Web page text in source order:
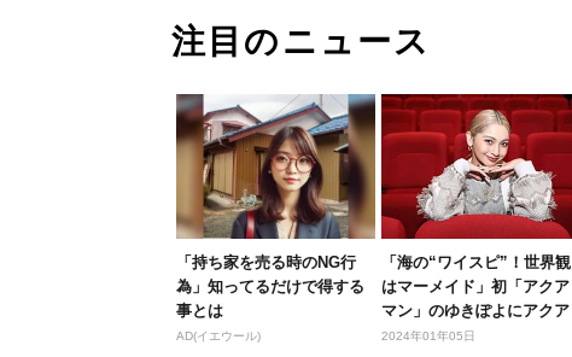
注目のニュース
「持ち家を売る時のNG行
為」知ってるだけで得する
事とは
AD(イエウール)
「海の“ワイスピ”！世界観
はマーメイド」初「アクア
マン」のゆきぽよにアクア
ライド...
2024年01年05日